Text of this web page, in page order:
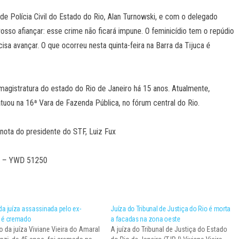
Polícia Civil do Estado do Rio, Alan Turnowski, e com o delegado
afiançar: esse crime não ficará impune. O feminicídio tem o repúdio
avançar. O que ocorreu nesta quinta-feira na Barra da Tijuca é
do estado do Rio de Janeiro há 15 anos. Atualmente,
na 16ª Vara de Fazenda Pública, no fórum central do Rio.
do presidente do STF, Luiz Fux
YWD 51250
juíza assassinada pelo ex-
cremado
da juíza Viviane Vieira do Amaral
Juíza do Tribunal de Justiça do Rio é morta
a facadas na zona oeste
A juíza do Tribunal de Justiça do Estado